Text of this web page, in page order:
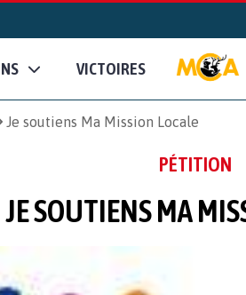
VICTOIRES
Je soutiens Ma Mission Locale
PÉTITION
JE SOUTIENS MA